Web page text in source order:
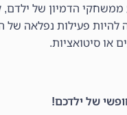
ממשחקי הדמיון של ילדם,
להיות פעילות נפלאה של
או סיטואציות.
של ילדכם!